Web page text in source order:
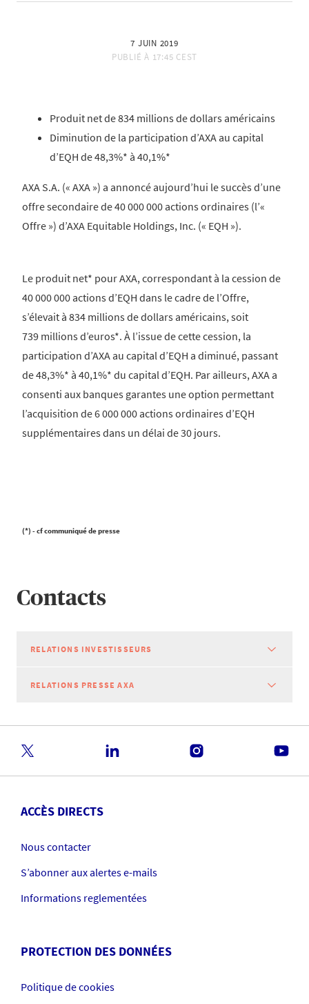
7 JUIN 2019
PUBLIÉ À 17:45 CEST
Produit net de 834 millions de dollars américains
Diminution de la participation d’AXA au capital
d’EQH de 48,3%* à 40,1%*
AXA S.A. (« AXA ») a annoncé aujourd’hui le succès d’une
offre secondaire de 40 000 000 actions ordinaires (l’«
Offre ») d’AXA Equitable Holdings, Inc. (« EQH »).
Le produit net* pour AXA, correspondant à la cession de
40 000 000 actions d’EQH dans le cadre de l’Offre,
s’élevait à 834 millions de dollars américains, soit
739 millions d’euros*. À l’issue de cette cession, la
participation d’AXA au capital d’EQH a diminué, passant
de 48,3%* à 40,1%* du capital d’EQH. Par ailleurs, AXA a
consenti aux banques garantes une option permettant
l’acquisition de 6 000 000 actions ordinaires d’EQH
supplémentaires dans un délai de 30 jours.
(*) - cf communiqué de presse
Contacts
RELATIONS INVESTISSEURS
RELATIONS PRESSE AXA
ACCÈS DIRECTS
Nous contacter
S’abonner aux alertes e-mails
Informations reglementées
PROTECTION DES DONNÉES
Politique de cookies